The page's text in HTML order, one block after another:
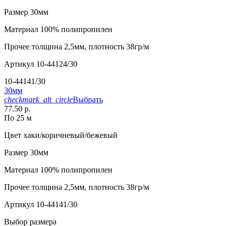
Размер 30мм
Материал 100% полипропилен
Прочее толщина 2,5мм, плотность 38гр/м
Артикул 10-44124/30
10-44141/30
30мм
checkmark_alt_circleВыбрать
77.50 р.
По 25 м
Цвет хаки/коричневый/бежевый
Размер 30мм
Материал 100% полипропилен
Прочее толщина 2,5мм, плотность 38гр/м
Артикул 10-44141/30
Выбор размера